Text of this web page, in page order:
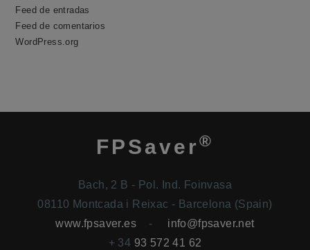
Feed de entradas
Feed de comentarios
WordPress.org
FPSaver®
Bach, 2 B - Pol. Ind. Foinvasa
08110 Montcada i Reixac - Barcelona (Spain)
www.fpsaver.es - info@fpsaver.net
+ 34 93 572 41 62